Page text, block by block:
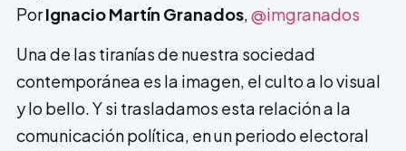
PorIgnacio Martín Granados,@imgranados
Una de las tiranías de nuestra sociedad
contemporánea es la imagen, el culto a lo visual
y lo bello. Y si trasladamos esta relación a la
comunicación política, en un periodo electoral